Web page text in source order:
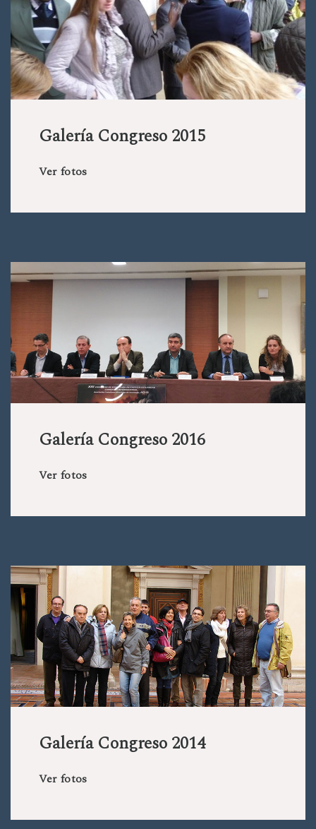
Galería Congreso 2015
Ver fotos
Galería Congreso 2016
Ver fotos
Galería Congreso 2014
Ver fotos